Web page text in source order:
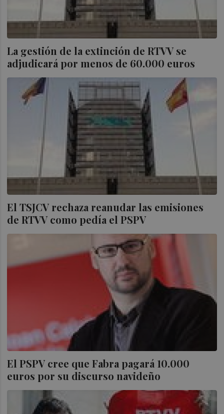
La gestión de la extinción de RTVV se
adjudicará por menos de 60.000 euros
El TSJCV rechaza reanudar las emisiones
de RTVV como pedía el PSPV
El PSPV cree que Fabra pagará 10.000
euros por su discurso navideño